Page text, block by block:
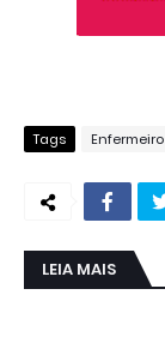
Tags Enfermeiro
LEIA MAIS